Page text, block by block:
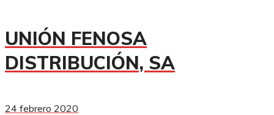
UNIÓN FENOSA
DISTRIBUCIÓN, SA
24 febrero 2020